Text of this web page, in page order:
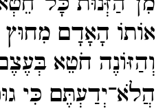
אוֹתוֹ הָאָדָם מִחוּץ
וְהַזּוֹנֶה חֹטֵא
הֲלֹא־​יְדַעְתֶּם כִּי